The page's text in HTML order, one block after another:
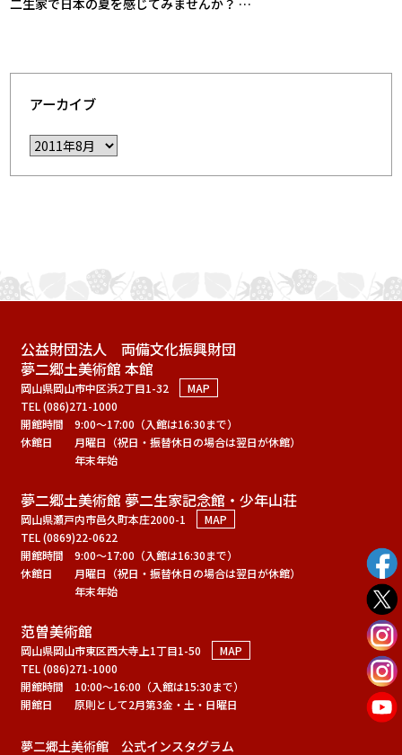
アーカイブ
公益財団法人 両備文化振興財団
夢二郷土美術館 本館
岡山県岡山市中区浜2丁目1-32
MAP
TEL (086)271-1000
開館時間
9:00～17:00（入館は16:30まで）
休館日
月曜日（祝日・振替休日の場合は翌日が休館）
年末年始
夢二郷土美術館 夢二生家記念館・少年山荘
岡山県瀬戸内市邑久町本庄2000-1
MAP
TEL (0869)22-0622
開館時間
9:00～17:00（入館は16:30まで）
休館日
月曜日（祝日・振替休日の場合は翌日が休館）
年末年始
范曽美術館
岡山県岡山市東区西大寺上1丁目1-50
MAP
TEL (086)271-1000
開館時間
10:00～16:00（入館は15:30まで）
開館日
原則として2月第3金・土・日曜日
夢二郷土美術館 公式インスタグラム